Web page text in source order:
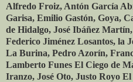
Alfredo Froiz, Antón García
Garisa, Emilio Gastón, Goya,
de Hidalgo, José Ibáñez
Federico Jiménez Losantos, la
La Burina, Pedro Azorín,
Lamberto Funes El Ciego de
Iranzo, José Oto, Justo Royo